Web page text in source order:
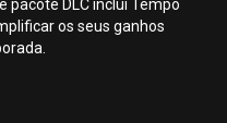
pacote DLC inclui Tempo
os seus ganhos